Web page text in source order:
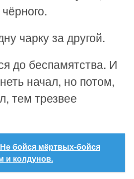
чарку за другой.
до беспамятства. И
начал, но потом,
тем трезвее
Не бойся мёртвых-бойся
и колдунов.